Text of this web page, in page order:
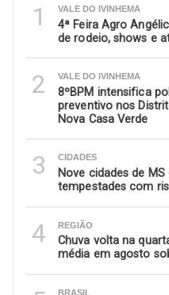
1 VALE DO IVINHEMA
4ª Feira Agro
de rodeio, shows e
2 VALE DO IVINHEMA
8ºBPM intensifica
preventivo nos
Nova Casa Verde
3 CIDADES
Nove cidades de
tempestades com
4 REGIÃO
Chuva volta na
média em agosto
BRASIL